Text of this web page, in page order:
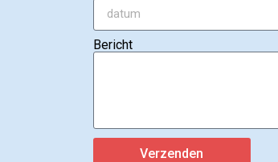
Bericht
Verzenden